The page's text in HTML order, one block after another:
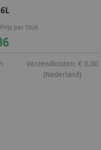
per Stuk
Verzendkosten: € 0,00
(Nederland)